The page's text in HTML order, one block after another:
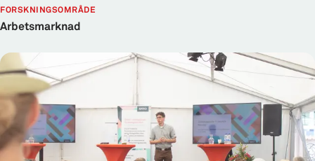
FORSKNINGSOMRÅDE
Arbetsmarknad